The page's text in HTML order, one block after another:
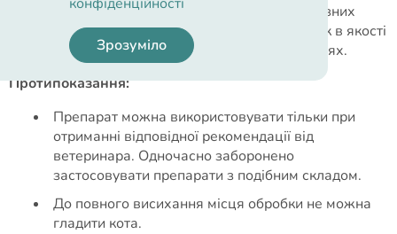
ефективністю щодо ендо - і ектопаразитів на різних
стадіях розвитку. Можуть використовуватися як в якості
лікувального засобу, так і в профілактичних цілях.
Протипоказання:
Препарат можна використовувати тільки при
отриманні відповідної рекомендації від
ветеринара. Одночасно заборонено
застосовувати препарати з подібним складом.
До повного висихання місця обробки не можна
гладити кота.
Зрозуміло